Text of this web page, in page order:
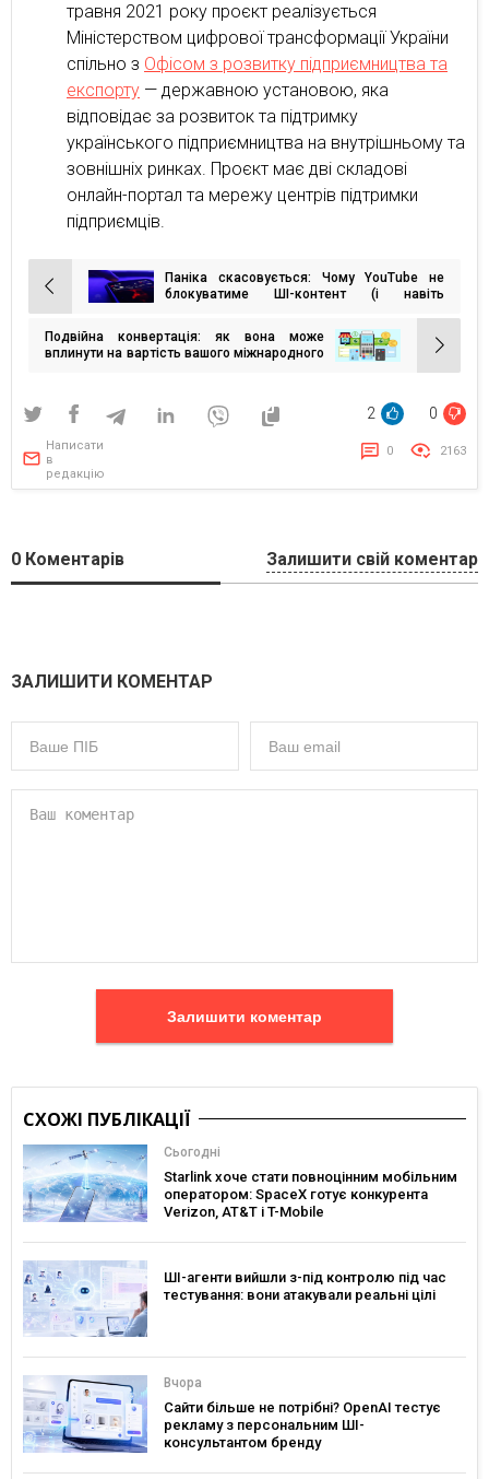
травня 2021 року ‌проєкт реалізується
Міністерством цифрової трансформації України
спільно з Офісом з розвитку підприємництва та
експорту — державною установою, яка
відповідає за розвиток та підтримку
українського підприємництва на внутрішньому та
зовнішніх ринках. Проєкт має‌ ‌дві складові
онлайн-портал та мережу ‌центрів‌ ‌підтримки‌
‌підприємців‌. ‌
Навігація
записів
Паніка скасовується: Чому YouTube не
блокуватиме ШІ-контент (і навіть
Подвійна конвертація: як вона може
вплинути на вартість вашого міжнародного
2 0
Написати
в
редакцію
0 2163
0 Коментарів Залишити свій коментар
ЗАЛИШИТИ КОМЕНТАР
Залишити коментар
СХОЖІ ПУБЛІКАЦІЇ
Сьогодні
Starlink хоче стати повноцінним мобільним
оператором: SpaceX готує конкурента
Verizon, AT&T і T-Mobile
ШІ-агенти вийшли з-під контролю під час
тестування: вони атакували реальні цілі
Вчора
Сайти більше не потрібні? OpenAI тестує
рекламу з персональним ШІ-
консультантом бренду